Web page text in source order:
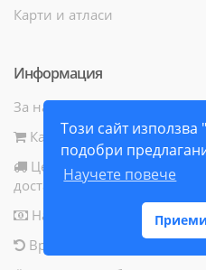
Този сайт използва
подобри
Научете повече
Карти и атласи
Информация
За нас
Как да поръчам
Цени и начини за
доставка
Начини за плащане
Връщане на продукт